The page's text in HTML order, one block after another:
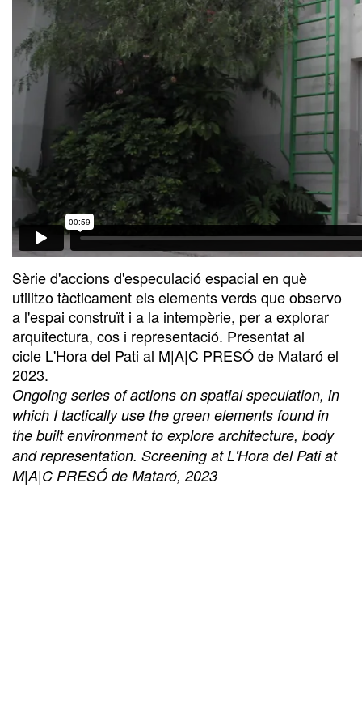
Sèrie d'accions d'especulació espacial en què
utilitzo tàcticament els elements verds que observo
a l'espai construït i a la intempèrie, per a explorar
arquitectura, cos i representació. Presentat al
cicle L'Hora del Pati al M|A|C PRESÓ de Mataró el
2023.
Ongoing series of actions on spatial speculation, in
which I tactically use the green elements found in
the built environment to explore architecture, body
and representation. Screening at L'Hora del Pati at
M|A|C PRESÓ de Mataró, 2023